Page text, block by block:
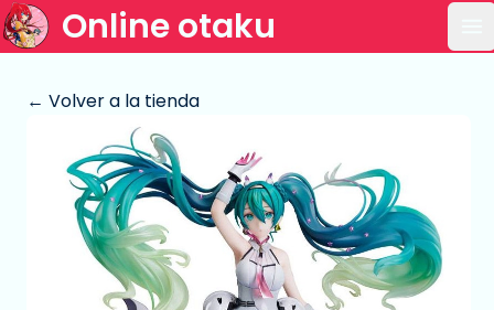
Online otaku
← Volver a la tienda